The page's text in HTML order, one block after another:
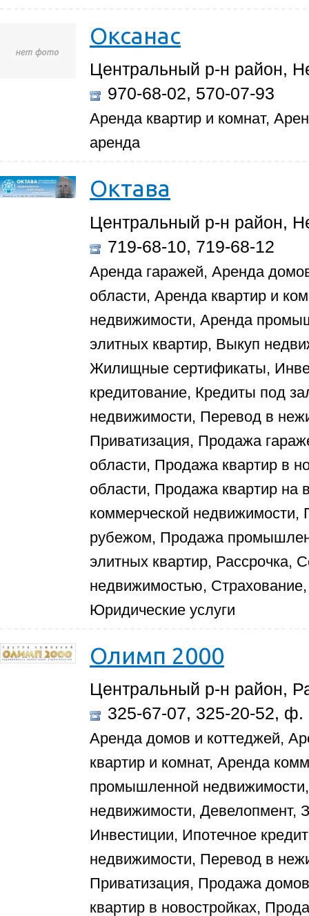
Оксанас
Центральный р-н район,
970-68-02, 570-07-93
Аренда квартир и комнат,
аренда
Октава
Центральный р-н район,
719-68-10, 719-68-12
Аренда гаражей, Аренда
области, Аренда квартир и
недвижимости, Аренда
элитных квартир, Выкуп
Жилищные сертификаты,
кредитование, Кредиты под
недвижимости, Перевод в
Приватизация, Продажа
области, Продажа квартир в
области, Продажа квартир на
коммерческой
рубежом, Продажа
элитных квартир, Рассрочка,
недвижимостью,
Юридические услуги
Олимп 2000
Центральный р-н район,
325-67-07, 325-20-52, ф.
Аренда домов и коттеджей,
квартир и комнат, Аренда
промышленной
недвижимости, Девелопмент,
Инвестиции, Ипотечное
недвижимости, Перевод в
Приватизация, Продажа
квартир в новостройках,